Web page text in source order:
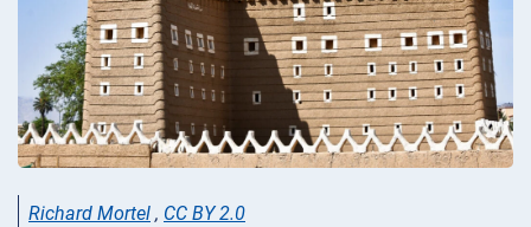
Richard Mortel , CC BY 2.0